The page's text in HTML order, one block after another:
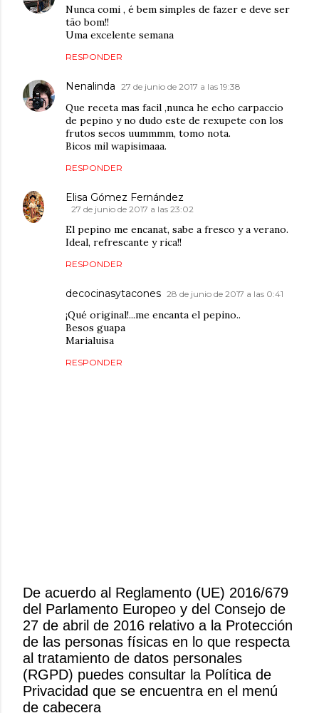
Nunca comi , é bem simples de fazer e deve ser
tão bom!!
Uma excelente semana
RESPONDER
Nenalinda 27 de junio de 2017 a las 19:38
Que receta mas facil ,nunca he echo carpaccio
de pepino y no dudo este de rexupete con los
frutos secos uummmm, tomo nota.
Bicos mil wapisimaaa.
RESPONDER
Elisa Gómez Fernández
27 de junio de 2017 a las 23:02
El pepino me encanat, sabe a fresco y a verano.
Ideal, refrescante y rica!!
RESPONDER
decocinasytacones 28 de junio de 2017 a las 0:41
¡Qué original!...me encanta el pepino..
Besos guapa
Marialuisa
RESPONDER
P
u
b
l
i
c
a
De acuerdo al Reglamento (UE) 2016/679
del Parlamento Europeo y del Consejo de
27 de abril de 2016 relativo a la Protección
de las personas físicas en lo que respecta
al tratamiento de datos personales
(RGPD) puedes consultar la Política de
Privacidad que se encuentra en el menú
de cabecera